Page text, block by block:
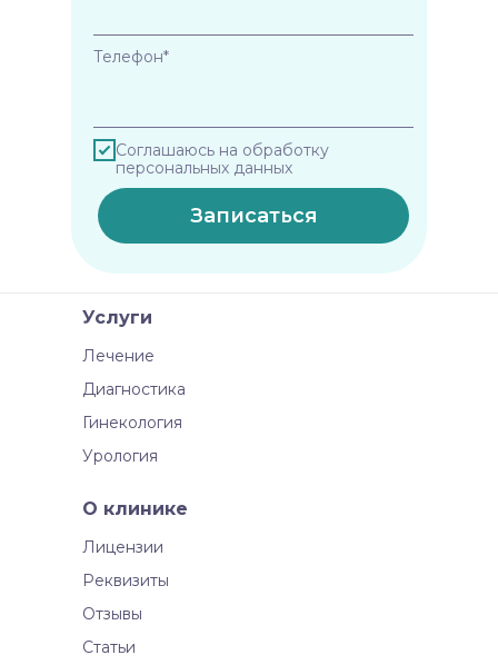
Телефон*
Соглашаюсь на обработку
персональных данных
Записаться
О клинике
Лицензии
Реквизиты
Отзывы
Статьи
Услуги
Лечение
Диагностика
Гинекология
Урология